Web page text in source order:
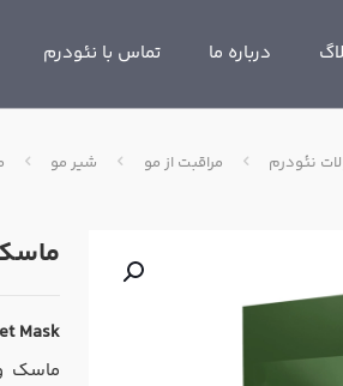
درباره ما تماس با نئودرم
نئودرم مراقبت از مو شیر مو
Mask
ماسک